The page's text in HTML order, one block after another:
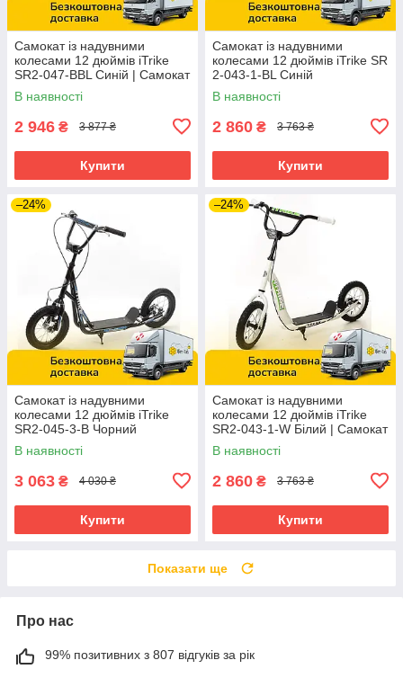
Самокат із надувними
колесами 12 дюймів iTrike
SR2-047-BBL Синій | Самокат
для підлітка
В наявності
2 946 ₴ 3 877 ₴
Купити
Самокат із надувними
колесами 12 дюймів iTrike SR
2-043-1-BL Синій
В наявності
2 860 ₴ 3 763 ₴
Купити
–24%
Самокат із надувними
колесами 12 дюймів iTrike
SR2-045-3-B Чорний
В наявності
3 063 ₴ 4 030 ₴
Купити
–24%
Самокат із надувними
колесами 12 дюймів iTrike
SR2-043-1-W Білий | Самокат
для підлітка
В наявності
2 860 ₴ 3 763 ₴
Купити
Показати ще
Про нас
99% позитивних з 807 відгуків за рік